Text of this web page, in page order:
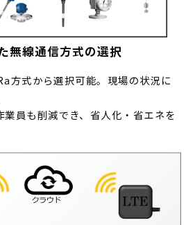
無線通信方式の選択
方式から選択可能。現場の状況に
員も削減でき、省人化・省エネを